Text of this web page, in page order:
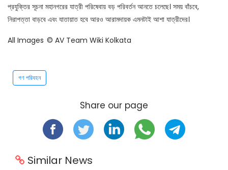
প্রযুক্তির সূচনা মহানগরের যাত্রী পরিষেবায় বড় পরিবর্তন আনতে চলেছে। সময় বাঁচবে,
নিরাপত্তা বাড়বে এবং যাতায়াত হবে আরও আরামদায়ক এমনটাই আশা যাত্রীদের।
All Images © AV Team Wiki Kolkata
গণ পরিবহন
Share our page
Similar News